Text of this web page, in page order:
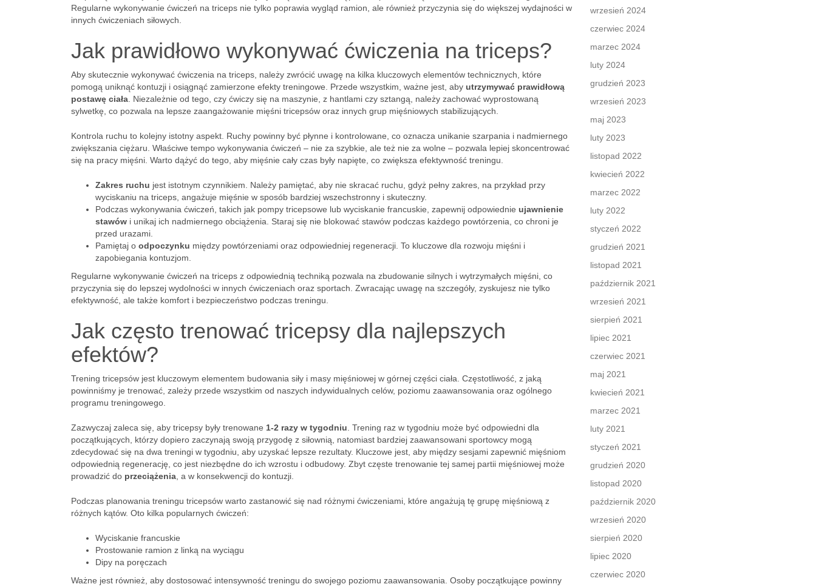
Regularne wykonywanie ćwiczeń na triceps nie tylko poprawia wygląd ramion, ale również przyczynia się do większej wydajności w
innych ćwiczeniach siłowych.
Jak prawidłowo wykonywać ćwiczenia na triceps?
Aby skutecznie wykonywać ćwiczenia na triceps, należy zwrócić uwagę na kilka kluczowych elementów technicznych, które
pomogą uniknąć kontuzji i osiągnąć zamierzone efekty treningowe. Przede wszystkim, ważne jest, aby utrzymywać prawidłową
postawę ciała . Niezależnie od tego, czy ćwiczy się na maszynie, z hantlami czy sztangą, należy zachować wyprostowaną
sylwetkę, co pozwala na lepsze zaangażowanie mięśni tricepsów oraz innych grup mięśniowych stabilizujących.
Kontrola ruchu to kolejny istotny aspekt. Ruchy powinny być płynne i kontrolowane, co oznacza unikanie szarpania i nadmiernego
zwiększania ciężaru. Właściwe tempo wykonywania ćwiczeń – nie za szybkie, ale też nie za wolne – pozwala lepiej skoncentrować
się na pracy mięśni. Warto dążyć do tego, aby mięśnie cały czas były napięte, co zwiększa efektywność treningu.
Zakres ruchu jest istotnym czynnikiem. Należy pamiętać, aby nie skracać ruchu, gdyż pełny zakres, na przykład przy
wyciskaniu na triceps, angażuje mięśnie w sposób bardziej wszechstronny i skuteczny.
Podczas wykonywania ćwiczeń, takich jak pompy tricepsowe lub wyciskanie francuskie, zapewnij odpowiednie ujawnienie
stawów i unikaj ich nadmiernego obciążenia. Staraj się nie blokować stawów podczas każdego powtórzenia, co chroni je
przed urazami.
Pamiętaj o odpoczynku między powtórzeniami oraz odpowiedniej regeneracji. To kluczowe dla rozwoju mięśni i
zapobiegania kontuzjom.
Regularne wykonywanie ćwiczeń na triceps z odpowiednią techniką pozwala na zbudowanie silnych i wytrzymałych mięśni, co
przyczynia się do lepszej wydolności w innych ćwiczeniach oraz sportach. Zwracając uwagę na szczegóły, zyskujesz nie tylko
efektywność, ale także komfort i bezpieczeństwo podczas treningu.
Jak często trenować tricepsy dla najlepszych
efektów?
Trening tricepsów jest kluczowym elementem budowania siły i masy mięśniowej w górnej części ciała. Częstotliwość, z jaką
powinniśmy je trenować, zależy przede wszystkim od naszych indywidualnych celów, poziomu zaawansowania oraz ogólnego
programu treningowego.
Zazwyczaj zaleca się, aby tricepsy były trenowane 1-2 razy w tygodniu . Trening raz w tygodniu może być odpowiedni dla
początkujących, którzy dopiero zaczynają swoją przygodę z siłownią, natomiast bardziej zaawansowani sportowcy mogą
zdecydować się na dwa treningi w tygodniu, aby uzyskać lepsze rezultaty. Kluczowe jest, aby między sesjami zapewnić mięśniom
odpowiednią regenerację, co jest niezbędne do ich wzrostu i odbudowy. Zbyt częste trenowanie tej samej partii mięśniowej może
prowadzić do przeciążenia , a w konsekwencji do kontuzji.
Podczas planowania treningu tricepsów warto zastanowić się nad różnymi ćwiczeniami, które angażują tę grupę mięśniową z
różnych kątów. Oto kilka popularnych ćwiczeń:
Wyciskanie francuskie
Prostowanie ramion z linką na wyciągu
Dipy na poręczach
Ważne jest również, aby dostosować intensywność treningu do swojego poziomu zaawansowania. Osoby początkujące powinny
wrzesień 2024
czerwiec 2024
marzec 2024
luty 2024
grudzień 2023
wrzesień 2023
maj 2023
luty 2023
listopad 2022
kwiecień 2022
marzec 2022
luty 2022
styczeń 2022
grudzień 2021
listopad 2021
październik 2021
wrzesień 2021
sierpień 2021
lipiec 2021
czerwiec 2021
maj 2021
kwiecień 2021
marzec 2021
luty 2021
styczeń 2021
grudzień 2020
listopad 2020
październik 2020
wrzesień 2020
sierpień 2020
lipiec 2020
czerwiec 2020